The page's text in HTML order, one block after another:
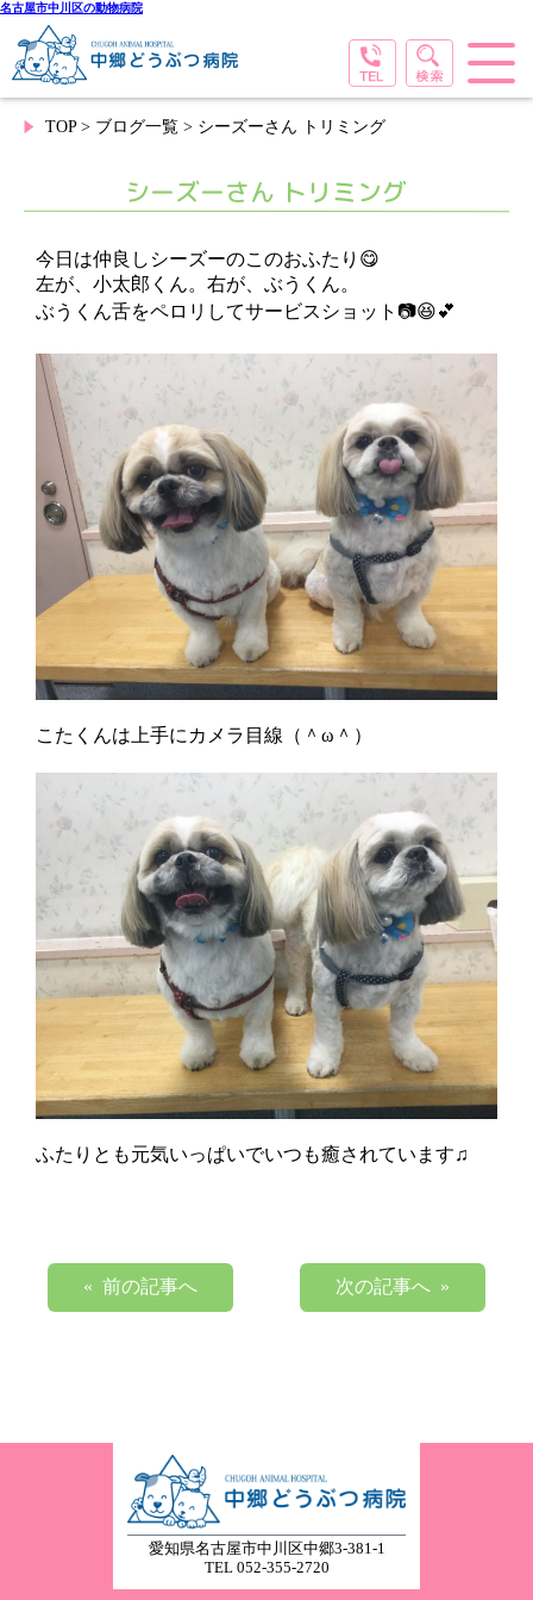
名古屋市中川区の動物病院
TOP> ブログ一覧 > シーズーさん トリミング
シーズーさん トリミング
今日は仲良しシーズーのこのおふたり😋
左が、小太郎くん。右が、ぶうくん。
ぶうくん舌をペロリしてサービスショット📷😆💕
こたくんは上手にカメラ目線（＾ω＾）
ふたりとも元気いっぱいでいつも癒されています♫
« 前の記事へ 次の記事へ »
愛知県名古屋市中川区中郷3-381-1
TEL 052-355-2720